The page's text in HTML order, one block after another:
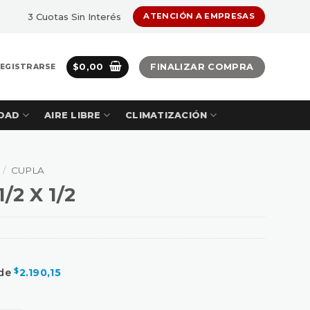
3 Cuotas Sin Interés ATENCIÓN A EMPRESAS
$0,00 FINALIZAR COMPRA
AIRE LIBRE CLIMATIZACIÓN
/ CUPLA
2 X 1/2
$2.190,15